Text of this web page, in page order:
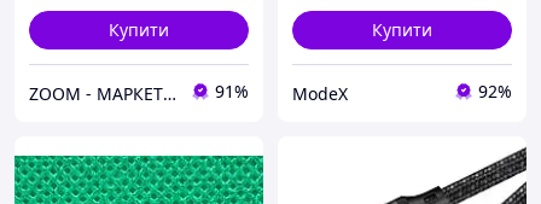
Купити
ZOOM - МАРКЕТ ЦИФРОВОЇ ТЕХНІКИ 91%
Купити
ModeX 92%